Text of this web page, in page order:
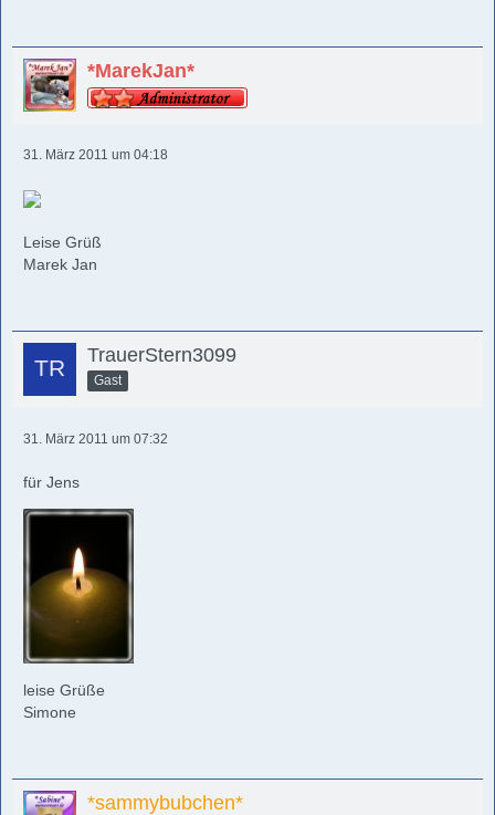
*MarekJan*
31. März 2011 um 04:18
Leise Grüß
Marek Jan
TrauerStern3099
Gast
31. März 2011 um 07:32
für Jens
leise Grüße
Simone
*sammybubchen*